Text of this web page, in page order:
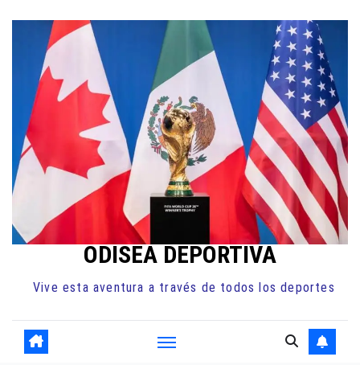
contenido
ODISEA DEPORTIVA
Vive esta aventura a través de todos los deportes